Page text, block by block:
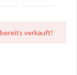
verkauft!